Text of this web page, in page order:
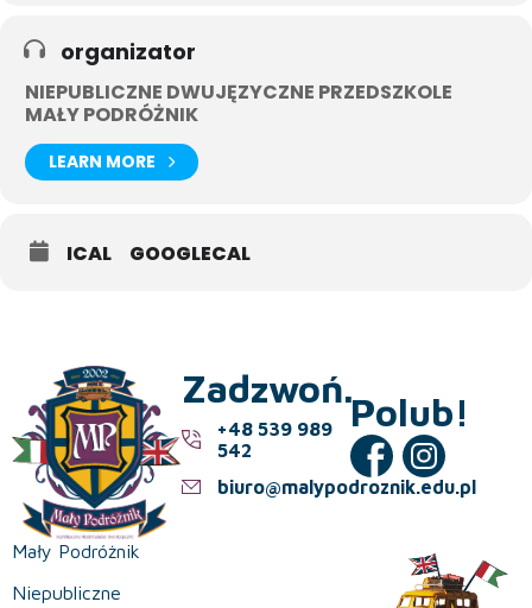
organizator
NIEPUBLICZNE DWUJĘZYCZNE PRZEDSZKOLE
MAŁY PODRÓŻNIK
LEARN MORE
ICAL GOOGLECAL
Mały Podróżnik
Niepubliczne
Zadzwoń.
+48 539 989
542
biuro@malypodroznik.edu.pl
Polub!